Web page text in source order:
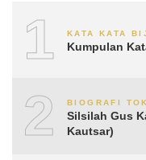
1 KATA KATA
Kumpulan
2 BIOGRAFI
Silsilah Gus
Kautsar)